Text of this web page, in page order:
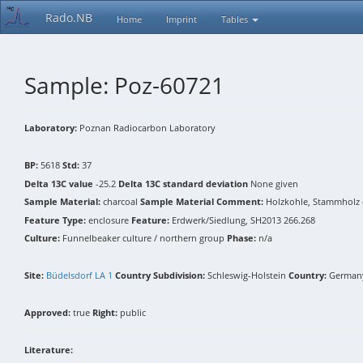
Rado.NB Home Imprint Tables
Sample: Poz-60721
Laboratory: Poznan Radiocarbon Laboratory
BP: 5618 Std: 37
Delta 13C value -25.2 Delta 13C standard deviation None given
Sample Material: charcoal Sample Material Comment: Holzkohle, Stammholz
Feature Type: enclosure Feature: Erdwerk/Siedlung, SH2013 266.268
Culture: Funnelbeaker culture / northern group Phase: n/a
Site: Büdelsdorf LA 1 Country Subdivision: Schleswig-Holstein Country:
Approved: true Right: public
Literature: